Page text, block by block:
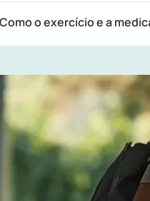
Como o exercício e a